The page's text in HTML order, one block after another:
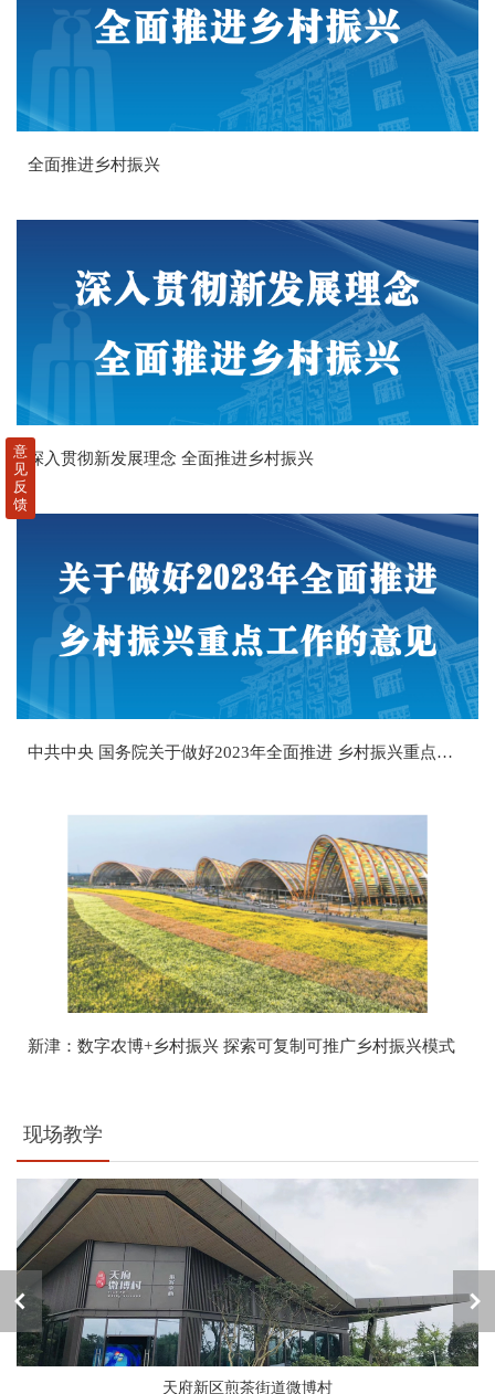
全面推进乡村振兴
深入贯彻新发展理念 全面推进乡村振兴
中共中央 国务院关于做好2023年全面推进 乡村振兴重点工作的意见
新津：数字农博+乡村振兴 探索可复制可推广乡村振兴模式
现场教学
天府新区煎茶街道微博村
意
见
反
馈